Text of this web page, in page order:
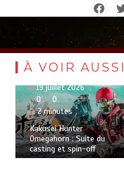
contenu
À VOIR AUSSI
19 juillet 2026
0
0
2 minutes
Kakusei Hunter
Omegahorn : Suite du
casting et spin-off